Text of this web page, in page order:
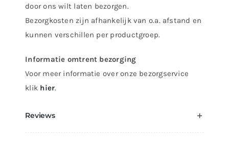
door ons wilt laten bezorgen.
Bezorgkosten zijn afhankelijk van o.a. afstand en
kunnen verschillen per productgroep.
Informatie omtrent bezorging
Voor meer informatie over onze bezorgservice
klik hier.
Reviews